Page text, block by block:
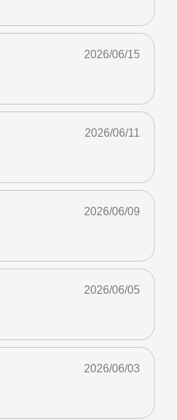
2026/06/15
2026/06/11
2026/06/09
2026/06/05
2026/06/03